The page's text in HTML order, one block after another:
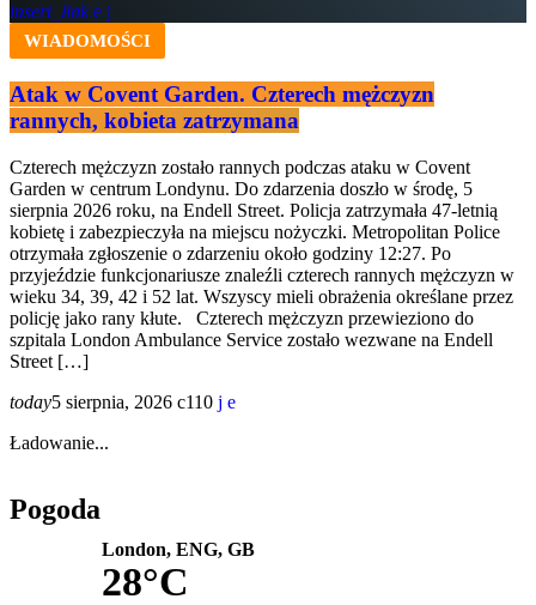
insert_link
WIADOMOŚCI
Atak w Covent Garden. Czterech mężczyzn
rannych, kobieta zatrzymana
Czterech mężczyzn zostało rannych podczas ataku w Covent
Garden w centrum Londynu. Do zdarzenia doszło w środę, 5
sierpnia 2026 roku, na Endell Street. Policja zatrzymała 47-letnią
kobietę i zabezpieczyła na miejscu nożyczki. Metropolitan Police
otrzymała zgłoszenie o zdarzeniu około godziny 12:27. Po
przyjeździe funkcjonariusze znaleźli czterech rannych mężczyzn w
wieku 34, 39, 42 i 52 lat. Wszyscy mieli obrażenia określane przez
policję jako rany kłute. Czterech mężczyzn przewieziono do
szpitala London Ambulance Service zostało wezwane na Endell
Street […]
today5 sierpnia, 2026
110
Ładowanie...
Pogoda
London, ENG, GB
28°C